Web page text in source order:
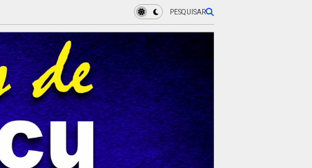
PESQUISAR